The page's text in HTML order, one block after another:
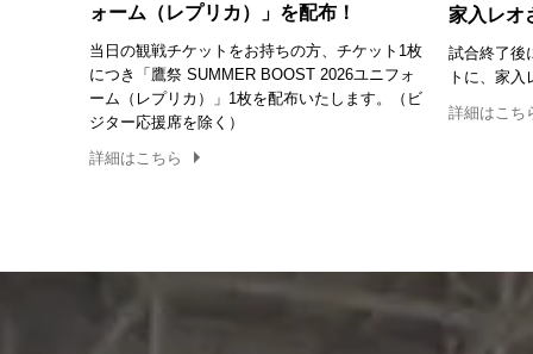
ォーム（レプリカ）」を配布！
当日の観戦チケットをお持ちの方、チケット1枚
につき「鷹祭 SUMMER BOOST 2026ユニフォ
ーム（レプリカ）」1枚を配布いたします。（ビ
ジター応援席を除く）
詳細はこちら
家入レオ
試合終了後
トに、家
詳細はこち